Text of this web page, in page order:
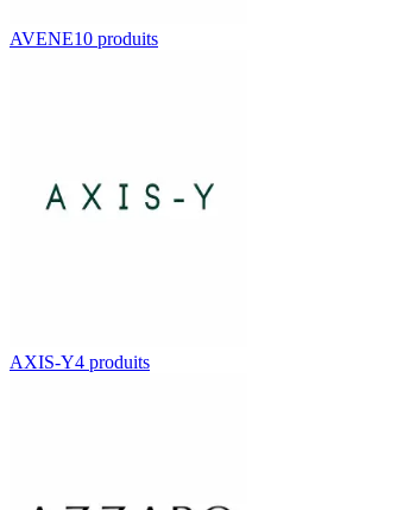
AVENE10 produits
AXIS-Y4 produits